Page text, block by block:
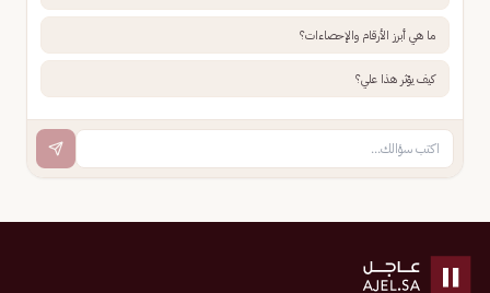
ما هي أبرز الأرقام والإحصاءات؟
كيف يؤثر هذا علي؟